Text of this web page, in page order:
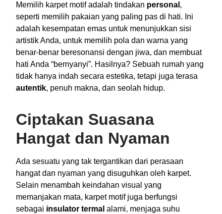
Memilih karpet motif adalah tindakan personal ,
seperti memilih pakaian yang paling pas di hati. Ini
adalah kesempatan emas untuk menunjukkan sisi
artistik Anda, untuk memilih pola dan warna yang
benar-benar beresonansi dengan jiwa, dan membuat
hati Anda “bernyanyi”. Hasilnya? Sebuah rumah yang
tidak hanya indah secara estetika, tetapi juga terasa
autentik, penuh makna, dan seolah hidup.
Ciptakan Suasana
Hangat dan Nyaman
Ada sesuatu yang tak tergantikan dari perasaan
hangat dan nyaman yang disuguhkan oleh karpet.
Selain menambah keindahan visual yang
memanjakan mata, karpet motif juga berfungsi
sebagai insulator termal alami, menjaga suhu